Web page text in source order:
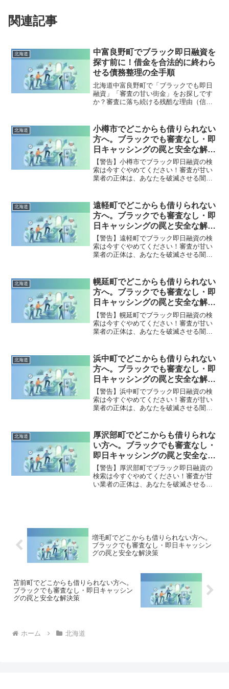
関連記事
北海道
中富良野町でブラック即日融資を
探す前に！借金を合法的に終わら
せる債務整理の全手順
北海道中富良野町で「ブラックでも即日
融資」「審査の甘い街金」をお探しです
か？審査に落ち続ける残酷な理由（信用
まで徹底解説。多重債務の地獄から抜け
出し、合法的に借金を減額・免除する
「債務整理」の正しい知識と、今すぐ督
促を止める無料相談窓口をご案内しま
す。
北海道
小樽市でどこからも借りられない
方へ。ブラックでも審査なし・即
日キャッシングの罠と安全な解決
策
【警告】小樽市でブラック即日融資の検
索は今すぐやめてください！審査が甘い
業者の正体は、あなたを破滅させる闇金
市で違法業者を避け、借金地獄から抜け
出した方々の実体験と確実な解決策を完
全公開。
北海道
遠軽町でどこからも借りられない
方へ。ブラックでも審査なし・即
日キャッシングの罠と安全な解決
策
【警告】遠軽町でブラック即日融資の検
索は今すぐやめてください！審査が甘い
業者の正体は、あなたを破滅させる闇金
町で違法業者を避け、借金地獄から抜け
出した方々の実体験と確実な解決策を完
全公開。
北海道
幌延町でどこからも借りられない
方へ。ブラックでも審査なし・即
日キャッシングの罠と安全な解決
策
【警告】幌延町でブラック即日融資の検
索は今すぐやめてください！審査が甘い
業者の正体は、あなたを破滅させる闇金
町で違法業者を避け、借金地獄から抜け
出した方々の実体験と確実な解決策を完
全公開。
北海道
浜中町でどこからも借りられない
方へ。ブラックでも審査なし・即
日キャッシングの罠と安全な解決
策
【警告】浜中町でブラック即日融資の検
索は今すぐやめてください！審査が甘い
業者の正体は、あなたを破滅させる闇金
町で違法業者を避け、借金地獄から抜け
出した方々の実体験と確実な解決策を完
全公開。
北海道
厚沢部町でどこからも借りられな
い方へ。ブラックでも審査なし・
即日キャッシングの罠と安全な解
決策
【警告】厚沢部町でブラック即日融資の
検索は今すぐやめてください！審査が甘
い業者の正体は、あなたを破滅させる闇
増毛町でどこからも借りられない方へ。
ブラックでも審査なし・即日キャッシン
グの罠と安全な解決策
苫前町でどこからも借りられない方へ。
ブラックでも審査なし・即日キャッシン
グの罠と安全な解決策
ホーム 北海道